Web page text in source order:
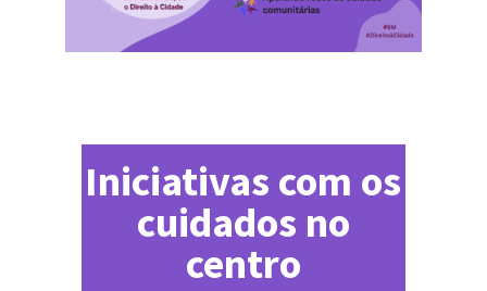
Iniciativas com os
cuidados no
centro